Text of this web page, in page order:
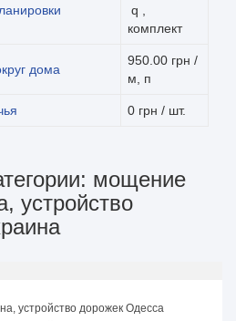
q ,
комплект
дома
950.00 грн /
м, п
0 грн / шт.
мощение
устройство
устройство дорожек Одесса